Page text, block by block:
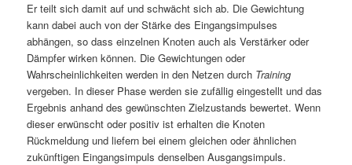
Er teilt sich damit auf und schwächt sich ab. Die Gewichtung
kann dabei auch von der Stärke des Eingangsimpulses
abhängen, so dass einzelnen Knoten auch als Verstärker oder
Dämpfer wirken können. Die Gewichtungen oder
Wahrscheinlichkeiten werden in den Netzen durch Training
vergeben. In dieser Phase werden sie zufällig eingestellt und das
Ergebnis anhand des gewünschten Zielzustands bewertet. Wenn
dieser erwünscht oder positiv ist erhalten die Knoten
Rückmeldung und liefern bei einem gleichen oder ähnlichen
zukünftigen Eingangsimpuls denselben Ausgangsimpuls.